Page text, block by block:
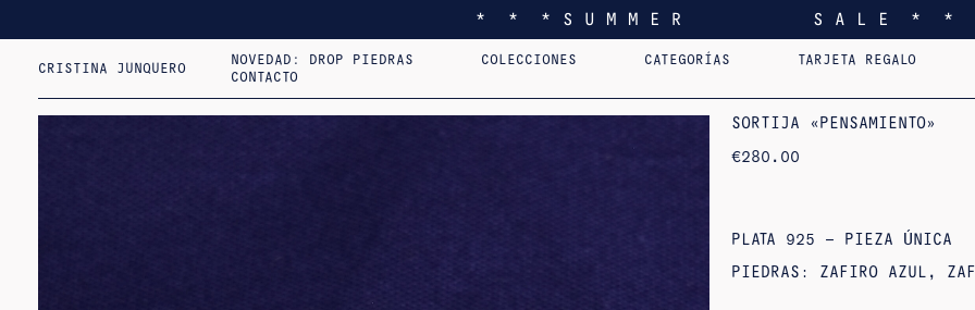
* * * S U M M E R S A L E * *
CRISTINA JUNQUERO
NOVEDAD: DROP PIEDRAS COLECCIONES
I FEEL YOU LIKE
COLGANTES
CATEGORÍAS
TARJETA REGALO
CONTACTO
SORTIJA «PENSAMIENTO»
€280.00
PLATA 925 – PIEZA ÚNICA
PIEDRAS: ZAFIRO AZUL,